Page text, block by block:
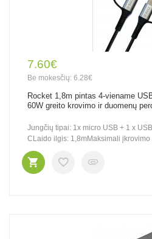
7.60€
Be mokesčių: 6.28€
Rocket 1,8m pintas 4-viename
60W greito krovimo ir duomenų
Jungčių tipai: 1x micro USB + 1 x
CLaido ilgis: 1,8mMaksimali